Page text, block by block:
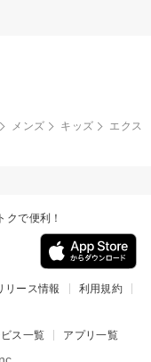
メンズ キッズ
エクス
クで便利！
リース情報
利用規約
ス一覧 アプリ一覧